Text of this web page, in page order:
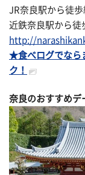
JR奈良駅から徒
近鉄奈良駅から徒
http://
★食べログでなら
ク！
奈良のおすすめデ